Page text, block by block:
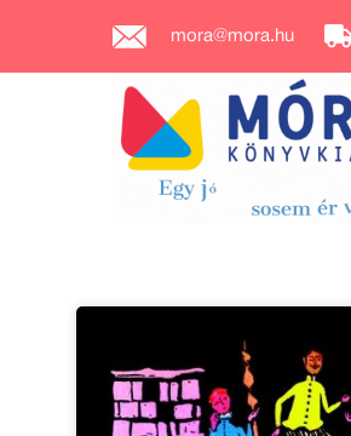
mora@mora.hu